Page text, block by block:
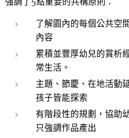
了解園內的每個公共空
內容
累積並豐厚幼兒的賞析
常生活。
主題、節慶、在地活動
孩子皆能探索
有階段性的規劃，協助
只強調作品產出